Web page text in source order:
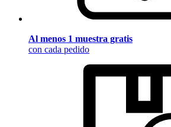
Al menos 1 muestra gratis
con cada pedido